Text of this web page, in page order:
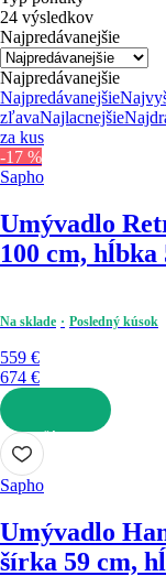
24 výsledkov
Najpredávanejšie
Najpredávanejšie
Najpredávanejšie
zľavaNajlacnejšie
za kus
-17 %
Sapho
Umývadlo
100 cm, hĺbka
Na sklade Posledný kúsok
559 €
674 €
DO KOŠÍKA
Sapho
Umývadlo
šírka 59 cm,